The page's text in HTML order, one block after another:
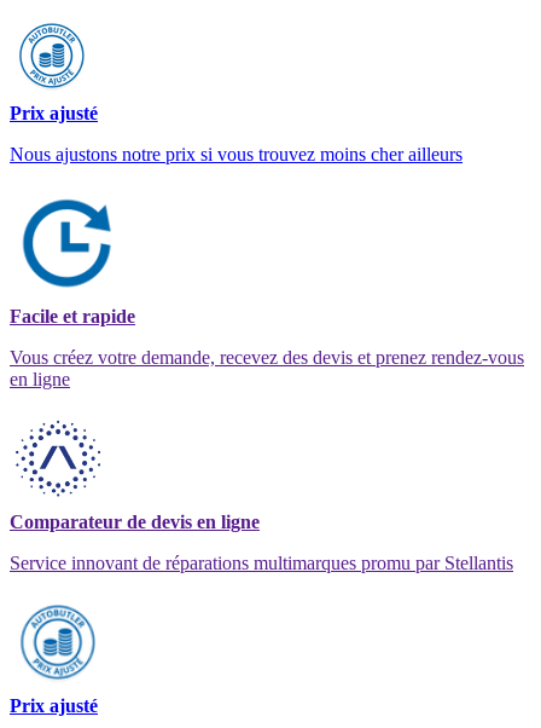
Prix ajusté
Nous ajustons notre prix si vous trouvez moins cher ailleurs
Facile et rapide
Vous créez votre demande, recevez des devis et prenez rendez-vous
en ligne
Comparateur de devis en ligne
Service innovant de réparations multimarques promu par Stellantis
Prix ajusté